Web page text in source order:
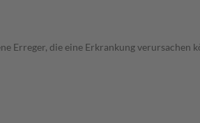
Erreger, die eine Erkrankung verursachen